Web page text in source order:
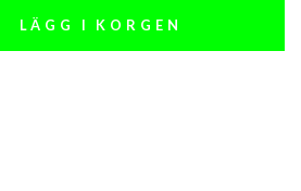
LÄGG I KORGEN